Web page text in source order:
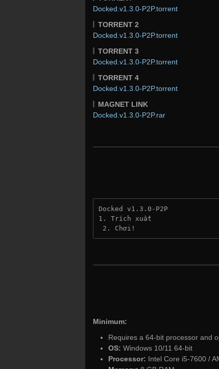
Docked.v1.3.0-P2P.torrent
TORRENT 2
Docked.v1.3.0-P2P.torrent
TORRENT 3
Docked.v1.3.0-P2P.torrent
TORRENT 4
Docked.v1.3.0-P2P.torrent
MAGNET LINK
Docked.v1.3.0-P2P.rar
Docked v1.3.0-P2P
1. Trích xuất
2. Chơi!
Minimum:
Requires a 64-bit processor and
OS: Windows 10/11 64-bit
Processor: Intel Core i5-7600 /